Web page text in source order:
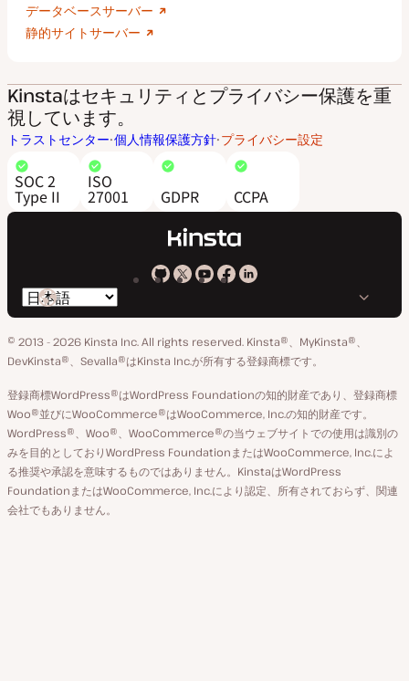
データベースサーバー
静的サイトサーバー
Kinstaはセキュリティとプライバシー保護を重
視しています。
トラストセンター 個人情報保護方針 プライバシー設定
SOC 2
Type II
ISO
27001 GDPR CCPA
Kinsta
GitHub
Kinsta
X
ア
カ
ウ
ン
ト
Kinsta
YouTube
Kinsta
Facebook
Kinsta
LinkedIn
ペ
ー
ジ
言
語
の
り
替
え
© 2013 - 2026 Kinsta Inc. All rights reserved. Kinsta®、MyKinsta®、
DevKinsta®、Sevalla®はKinsta Inc.が所有する登録商標です。
登録商標WordPress®はWordPress Foundationの知的財産であり、登録商標
Woo®並びにWooCommerce®はWooCommerce, Inc.の知的財産です。
WordPress®、Woo®、WooCommerce®の当ウェブサイトでの使用は識別の
みを目的としておりWordPress FoundationまたはWooCommerce, Inc.によ
る推奨や承認を意味するものではありません。KinstaはWordPress
FoundationまたはWooCommerce, Inc.により認定、所有されておらず、関連
会社でもありません。